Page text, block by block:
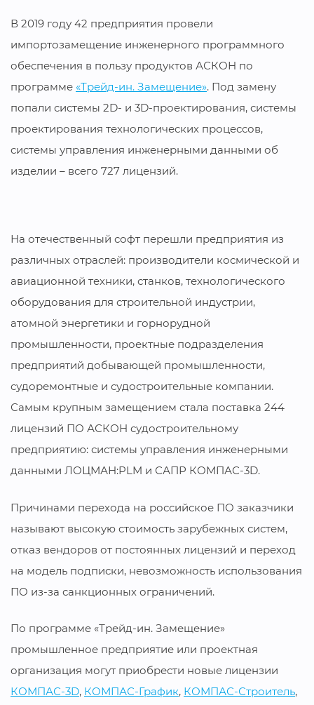
В 2019 году 42 предприятия провели
импортозамещение инженерного программного
обеспечения в пользу продуктов АСКОН по
программе «Трейд-ин. Замещение». Под замену
попали системы 2D- и 3D-проектирования, системы
проектирования технологических процессов,
системы управления инженерными данными об
изделии – всего 727 лицензий.
На отечественный софт перешли предприятия из
различных отраслей: производители космической и
авиационной техники, станков, технологического
оборудования для строительной индустрии,
атомной энергетики и горнорудной
промышленности, проектные подразделения
предприятий добывающей промышленности,
судоремонтные и судостроительные компании.
Самым крупным замещением стала поставка 244
лицензий ПО АСКОН судостроительному
предприятию: системы управления инженерными
данными ЛОЦМАН:PLM и САПР КОМПАС-3D.
Причинами перехода на российское ПО заказчики
называют высокую стоимость зарубежных систем,
отказ вендоров от постоянных лицензий и переход
на модель подписки, невозможность использования
ПО из-за санкционных ограничений.
По программе «Трейд-ин. Замещение»
промышленное предприятие или проектная
организация могут приобрести новые лицензии
КОМПАС-3D, КОМПАС-График, КОМПАС-Строитель,